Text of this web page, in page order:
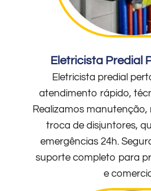
Eletricista Predial
Eletricista predial
atendimento rápido,
Realizamos manutenção,
troca de disjuntores,
emergências 24h.
suporte completo para
e